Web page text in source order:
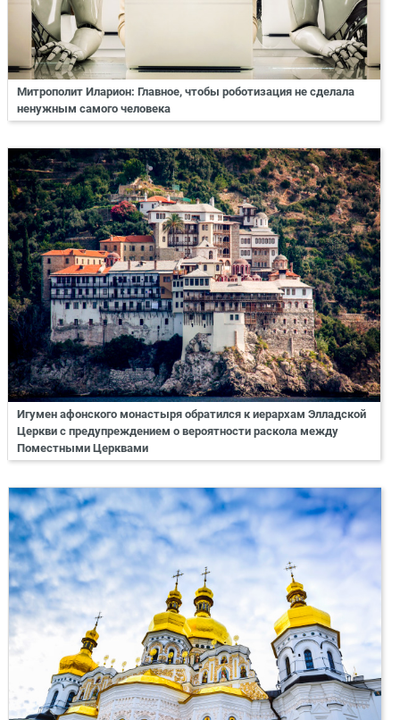
Митрополит Иларион: Главное, чтобы роботизация не сделала
ненужным самого человека
Игумен афонского монастыря обратился к иерархам Элладской
Церкви с предупреждением о вероятности раскола между
Поместными Церквами